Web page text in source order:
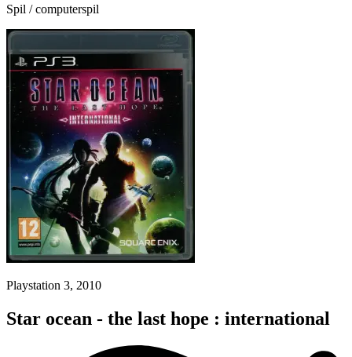
Spil / computerspil
Playstation 3, 2010
Star ocean - the last hope : international